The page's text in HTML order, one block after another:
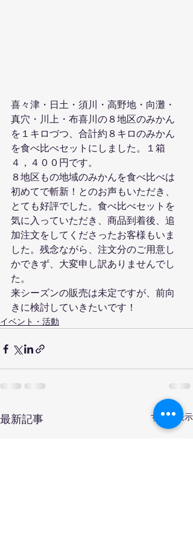
喜々津・日土・須川・高野地・向灘・
真穴・川上・布喜川の８地区のみかん
を１キロづつ、合計約８キロのみかん
を食べ比べセットにしました。１箱
４，４００円です。
８地区もの地域のみかんを食べ比べは
初めてで斬新！とのお声もいただき、
とても好評でした。食べ比べセットを
気に入っていただき、商品到着後、追
加注文をしてくださったお客様もいま
した。残念ながら、注文分のご用意し
かできず、大変申し訳ありませんでし
た。
来シーズンの販売は未定ですが、前向
きに検討していきたいです！
イベント・活動
最新記事 すべて表示